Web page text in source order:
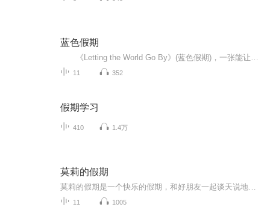
蓝色假期
11 352
假期学习
410 1.4万
莫莉的假期
11 1005